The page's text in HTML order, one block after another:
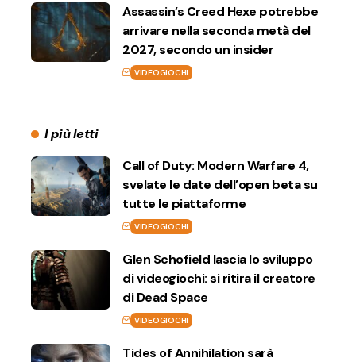
Assassin’s Creed Hexe potrebbe
arrivare nella seconda metà del
2027, secondo un insider
VIDEOGIOCHI
I più letti
Call of Duty: Modern Warfare 4,
svelate le date dell’open beta su
tutte le piattaforme
VIDEOGIOCHI
Glen Schofield lascia lo sviluppo
di videogiochi: si ritira il creatore
di Dead Space
VIDEOGIOCHI
Tides of Annihilation sarà